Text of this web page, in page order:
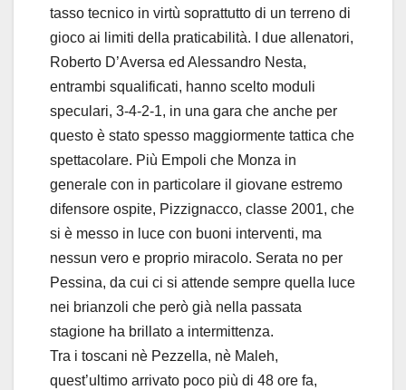
tasso tecnico in virtù soprattutto di un terreno di
gioco ai limiti della praticabilità. I due allenatori,
Roberto D’Aversa ed Alessandro Nesta,
entrambi squalificati, hanno scelto moduli
speculari, 3-4-2-1, in una gara che anche per
questo è stato spesso maggiormente tattica che
spettacolare. Più Empoli che Monza in
generale con in particolare il giovane estremo
difensore ospite, Pizzignacco, classe 2001, che
si è messo in luce con buoni interventi, ma
nessun vero e proprio miracolo. Serata no per
Pessina, da cui ci si attende sempre quella luce
nei brianzoli che però già nella passata
stagione ha brillato a intermittenza.
Tra i toscani nè Pezzella, nè Maleh,
quest’ultimo arrivato poco più di 48 ore fa,